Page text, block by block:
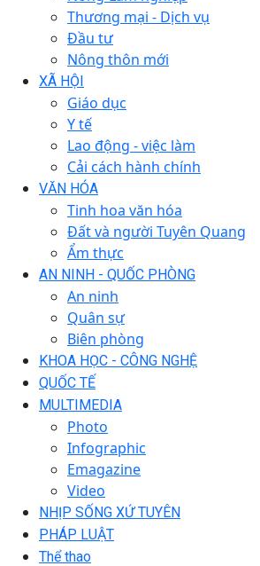
Thương mại - Dịch vụ
Đầu tư
Nông thôn mới
XÃ HỘI
Giáo dục
Y tế
Lao động - việc làm
Cải cách hành chính
VĂN HÓA
Tinh hoa văn hóa
Đất và người Tuyên Quang
Ẩm thực
AN NINH - QUỐC PHÒNG
An ninh
Quân sự
Biên phòng
KHOA HỌC - CÔNG NGHỆ
QUỐC TẾ
MULTIMEDIA
Photo
Infographic
Emagazine
Video
NHỊP SỐNG XỨ TUYÊN
PHÁP LUẬT
Thể thao